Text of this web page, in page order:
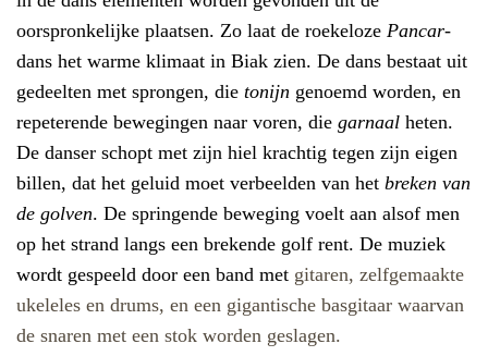
oorspronkelijke plaatsen. Zo laat de roekeloze Pancar-
dans het warme klimaat in Biak zien. De dans bestaat uit
gedeelten met sprongen, die tonijn genoemd worden, en
repeterende bewegingen naar voren, die garnaal heten.
De danser schopt met zijn hiel krachtig tegen zijn eigen
billen, dat het geluid moet verbeelden van het breken van
de golven. De springende beweging voelt aan alsof men
op het strand langs een brekende golf rent. De muziek
wordt gespeeld door een band met gitaren, zelfgemaakte
ukeleles en drums, en een gigantische basgitaar waarvan
de snaren met een stok worden geslagen.